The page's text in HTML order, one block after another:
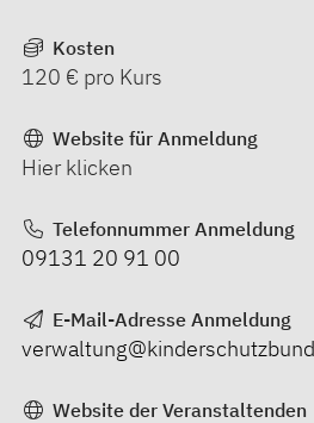
Kosten
120 € pro Kurs
Website für Anmeldung
Hier klicken
Telefonnummer Anmeldung
09131 20 91 00
E-Mail-Adresse Anmeldung
Website der Veranstaltenden